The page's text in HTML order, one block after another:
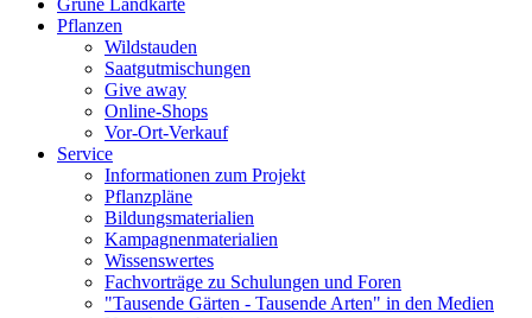
Grüne Landkarte
Pflanzen
Wildstauden
Saatgutmischungen
Give away
Online-Shops
Vor-Ort-Verkauf
Service
Informationen zum Projekt
Pflanzpläne
Bildungsmaterialien
Kampagnenmaterialien
Wissenswertes
Fachvorträge zu Schulungen und Foren
"Tausende Gärten - Tausende Arten" in den Medien